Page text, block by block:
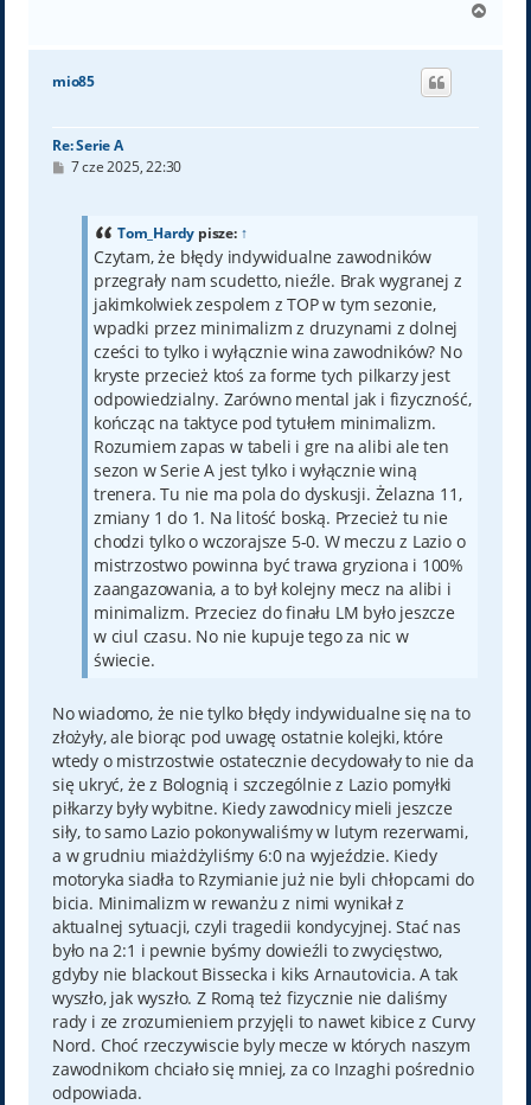
g
mio85
Re: Serie A
P7 cze 2025, 22:30
Tom_Hardy pisze: ↑
Czytam, że błędy indywidualne zawodników
przegrały nam scudetto, nieźle. Brak wygranej z
jakimkolwiek zespolem z TOP w tym sezonie,
wpadki przez minimalizm z druzynami z dolnej
cześci to tylko i wyłącznie wina zawodników? No
kryste przecież ktoś za forme tych pilkarzy jest
odpowiedzialny. Zarówno mental jak i fizyczność,
kończąc na taktyce pod tytułem minimalizm.
Rozumiem zapas w tabeli i gre na alibi ale ten
sezon w Serie A jest tylko i wyłącznie winą
trenera. Tu nie ma pola do dyskusji. Żelazna 11,
zmiany 1 do 1. Na litość boską. Przecież tu nie
chodzi tylko o wczorajsze 5-0. W meczu z Lazio o
mistrzostwo powinna być trawa gryziona i 100%
zaangazowania, a to był kolejny mecz na alibi i
minimalizm. Przeciez do finału LM było jeszcze
w ciul czasu. No nie kupuje tego za nic w
świecie.
No wiadomo, że nie tylko błędy indywidualne się na to
złożyły, ale biorąc pod uwagę ostatnie kolejki, które
wtedy o mistrzostwie ostatecznie decydowały to nie da
się ukryć, że z Bolognią i szczególnie z Lazio pomyłki
piłkarzy były wybitne. Kiedy zawodnicy mieli jeszcze
siły, to samo Lazio pokonywaliśmy w lutym rezerwami,
a w grudniu miażdżyliśmy 6:0 na wyjeździe. Kiedy
motoryka siadła to Rzymianie już nie byli chłopcami do
bicia. Minimalizm w rewanżu z nimi wynikał z
aktualnej sytuacji, czyli tragedii kondycyjnej. Stać nas
było na 2:1 i pewnie byśmy dowieźli to zwycięstwo,
gdyby nie blackout Bissecka i kiks Arnautovicia. A tak
wyszło, jak wyszło. Z Romą też fizycznie nie daliśmy
rady i ze zrozumieniem przyjęli to nawet kibice z Curvy
Nord. Choć rzeczywiscie byly mecze w których naszym
zawodnikom chciało się mniej, za co Inzaghi pośrednio
odpowiada.